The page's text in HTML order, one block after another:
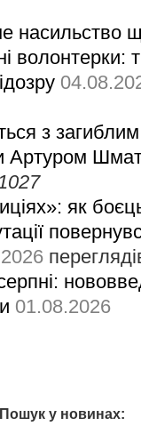
насильство
волонтерки:
з загиблим
Артуром
як
01.08.2026
Пошук у новинах: